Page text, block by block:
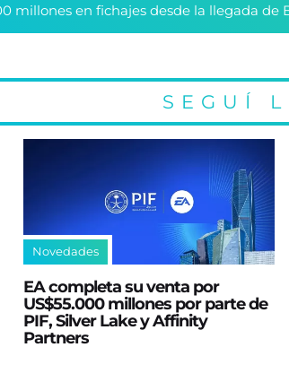
millones en fichajes desde la llegada de
SEGUÍ
Novedades
EA completa su venta por
US$55.000 millones por parte de
PIF, Silver Lake y Affinity
Partners